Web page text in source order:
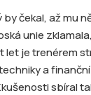
čekal, až mu
unie
let je trenérem
a
sbíral